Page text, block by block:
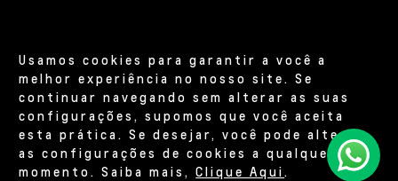
Usamos cookies para garantir a você a
melhor experiência no nosso site. Se
continuar navegando sem alterar as suas
configurações, supomos que você aceita
esta prática. Se desejar, você pode alterar
as configurações de cookies a qualquer
momento. Saiba mais,Clique Aqui.